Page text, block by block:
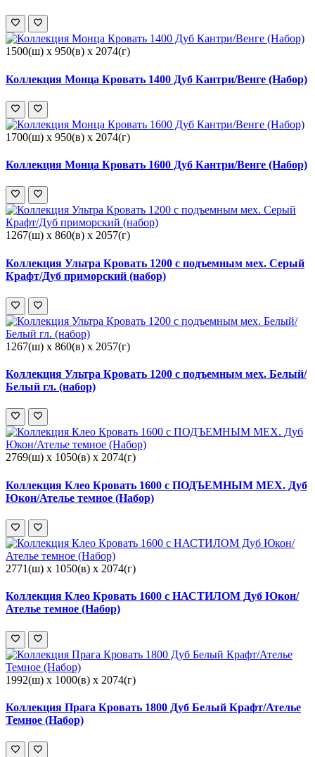
1500(ш) x 950(в) x 2074(г)
Коллекция Монца Кровать 1400 Дуб Кантри/Венге (Набор)
1700(ш) x 950(в) x 2074(г)
Коллекция Монца Кровать 1600 Дуб Кантри/Венге (Набор)
1267(ш) x 860(в) x 2057(г)
Коллекция Ультра Кровать 1200 с подъемным мех. Серый
Крафт/Дуб приморский (набор)
1267(ш) x 860(в) x 2057(г)
Коллекция Ультра Кровать 1200 с подъемным мех. Белый/
Белый гл. (набор)
2769(ш) x 1050(в) x 2074(г)
Коллекция Клео Кровать 1600 с ПОДЪЕМНЫМ МЕХ. Дуб
Юкон/Ателье темное (Набор)
2771(ш) x 1050(в) x 2074(г)
Коллекция Клео Кровать 1600 с НАСТИЛОМ Дуб Юкон/
Ателье темное (Набор)
1992(ш) x 1000(в) x 2074(г)
Коллекция Прага Кровать 1800 Дуб Белый Крафт/Ателье
Темное (Набор)